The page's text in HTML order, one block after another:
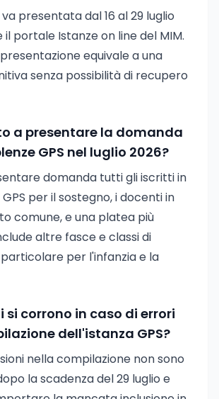
presentata dal 16 al 29 luglio
portale Istanze on line del MIM.
equivale a una
senza possibilità di recupero
a presentare la domanda
GPS nel luglio 2026?
domanda tutti gli iscritti in
per il sostegno, i docenti in
comune, e una platea più
altre fasce e classi di
per l'infanzia e la
si corrono in caso di errori
dell'istanza GPS?
nella compilazione non sono
la scadenza del 29 luglio e